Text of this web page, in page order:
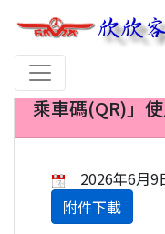
【公告】 公告
乘車碼(QR)」
2026年6月
附件下載